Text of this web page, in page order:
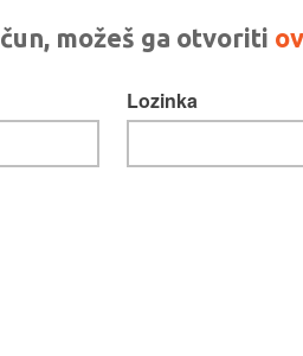
možeš ga otvoriti
Lozinka